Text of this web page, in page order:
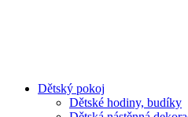
Dětský pokoj
Dětské hodiny, budíky